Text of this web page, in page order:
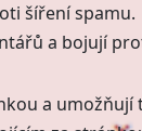
šíření spamu.
a bojují
a